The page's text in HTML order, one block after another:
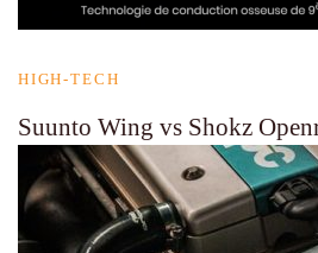
HIGH-TECH
Suunto Wing vs Shokz